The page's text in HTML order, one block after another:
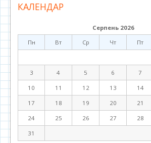
КАЛЕНДАР
Серпень 2026
Пн
Вт Ср Чт Пт
3
4 5 6 7
10
11 12 13 14
17
18 19 20 21
24
25 26 27 28
31